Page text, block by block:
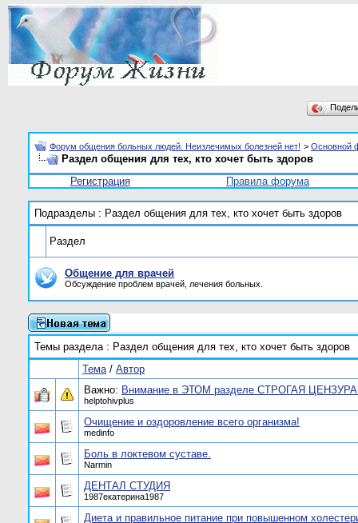
Форум общения больных людей. Неизлечимых болезней нет! > Основной
Раздел общения для тех, кто хочет быть здоров
Регистрация
Правила форума
Подразделы : Раздел общения для тех, кто хочет быть здоров
Раздел
Общение для врачей
Обсуждение проблем врачей, лечения больных.
Темы раздела: Раздел общения для тех, кто хочет быть здоров
Тема/ Автор
Важно: Внимание в ЭТОМ разделе СТРОГАЯ
helptohivplus
Очищение и оздоровление всего организма!
medinfo
Боль в локтевом суставе.
Narmin
ДЕНТАЛ СТУДИЯ
1987екатерина1987
Диета и правильное питание при повышенном